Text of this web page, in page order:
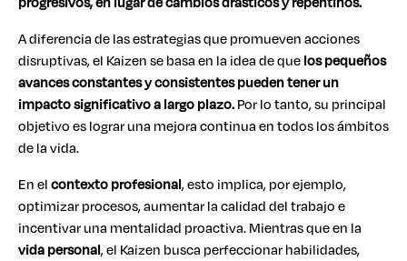
A diferencia de las estrategias que promueven acciones
disruptivas, el Kaizen se basa en la idea de quelos pequeños
avances constantes y consistentes pueden tener un
impacto significativo a largo plazo.Por lo tanto, su principal
objetivo es lograr una mejora continua en todos los ámbitos
de la vida.
En elcontexto profesional, esto implica, por ejemplo,
optimizar procesos, aumentar la calidad del trabajo e
incentivar una mentalidad proactiva. Mientras que en la
vida personal, el Kaizen busca perfeccionar habilidades,